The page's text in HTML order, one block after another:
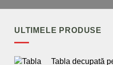
ULTIMELE PRODUSE
Tabla decupată